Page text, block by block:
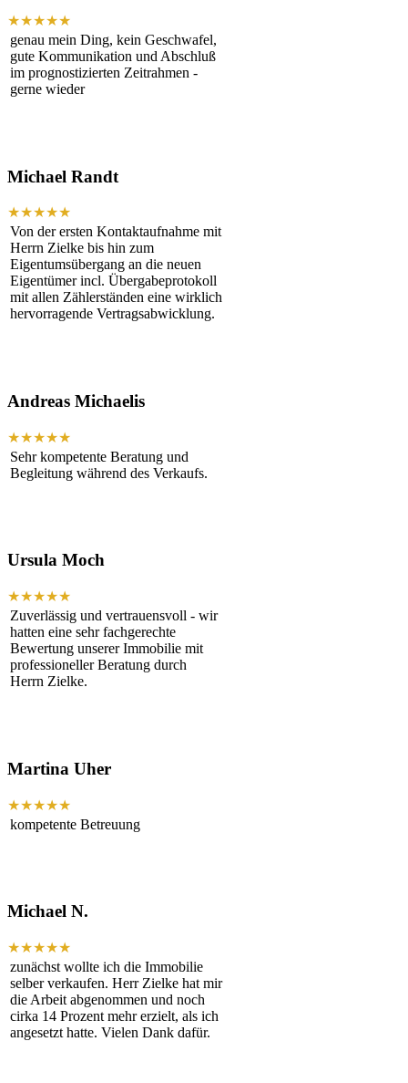
★★★★★
genau mein Ding, kein Geschwafel,
gute Kommunikation und Abschluß
im prognostizierten Zeitrahmen -
gerne wieder
Michael Randt
★★★★★
Von der ersten Kontaktaufnahme mit
Herrn Zielke bis hin zum
Eigentumsübergang an die neuen
Eigentümer incl. Übergabeprotokoll
mit allen Zählerständen eine wirklich
hervorragende Vertragsabwicklung.
Andreas Michaelis
★★★★★
Sehr kompetente Beratung und
Begleitung während des Verkaufs.
Ursula Moch
★★★★★
Zuverlässig und vertrauensvoll - wir
hatten eine sehr fachgerechte
Bewertung unserer Immobilie mit
professioneller Beratung durch
Herrn Zielke.
Martina Uher
★★★★★
kompetente Betreuung
Michael N.
★★★★★
zunächst wollte ich die Immobilie
selber verkaufen. Herr Zielke hat mir
die Arbeit abgenommen und noch
cirka 14 Prozent mehr erzielt, als ich
angesetzt hatte. Vielen Dank dafür.